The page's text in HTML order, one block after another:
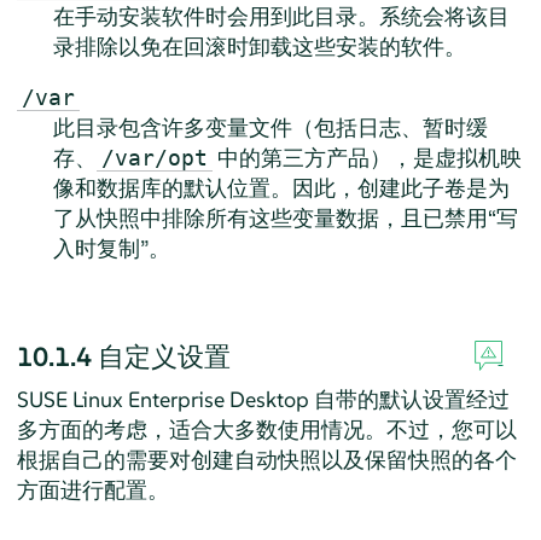
在手动安装软件时会用到此目录。系统会将该目
录排除以免在回滚时卸载这些安装的软件。
/var
此目录包含许多变量文件（包括日志、暂时缓
存、
/var/opt 中的第三方产品），是虚拟机映
像和数据库的默认位置。因此，创建此子卷是为
了从快照中排除所有这些变量数据，且已禁用“写
入时复制”。
10.1.4 自定义设置
SUSE Linux Enterprise Desktop 自带的默认设置经过
多方面的考虑，适合大多数使用情况。不过，您可以
根据自己的需要对创建自动快照以及保留快照的各个
方面进行配置。